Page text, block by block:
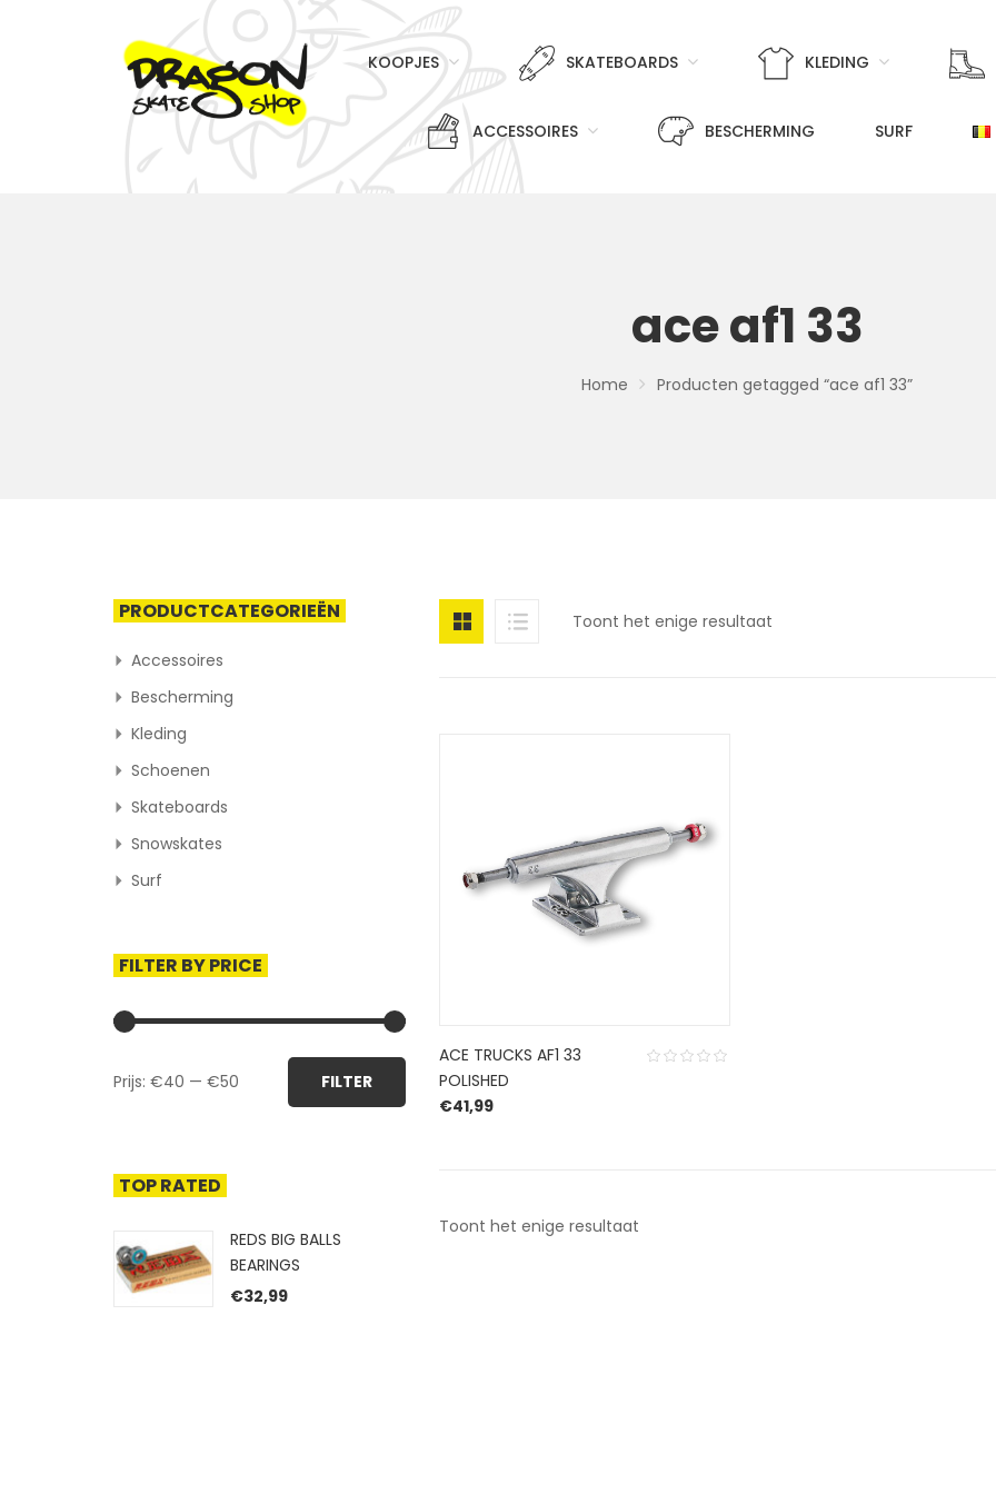
KOOPJES SKATEBOARDS KLEDING
ACCESSOIRES BESCHERMING SURF
ace af1 33
Home Producten getagged “ace af1 33”
PRODUCTCATEGORIEËN
Accessoires
Bescherming
Kleding
Schoenen
Skateboards
Snowskates
Surf
FILTER BY PRICE
prijs
prijs
FILTER
Prijs: €40 — €50
TOP RATED
REDS BIG BALLS
BEARINGS
€32,99
Toont het enige resultaat
ACE TRUCKS AF1 33
POLISHED
€41,99
Toont het enige resultaat